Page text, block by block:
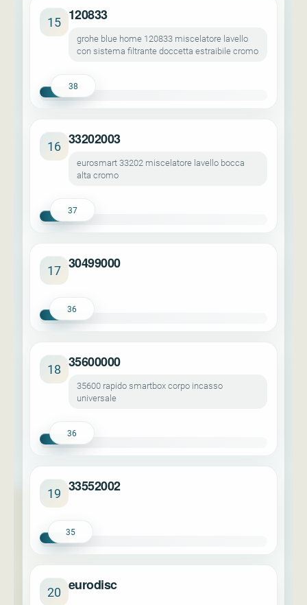
15 120833
grohe blue home 120833 miscelatore lavello
con sistema filtrante doccetta estraibile cromo
38
16 33202003
eurosmart 33202 miscelatore lavello bocca
alta cromo
37
17 30499000
36
18 35600000
35600 rapido smartbox corpo incasso
universale
36
19 33552002
35
20 eurodisc